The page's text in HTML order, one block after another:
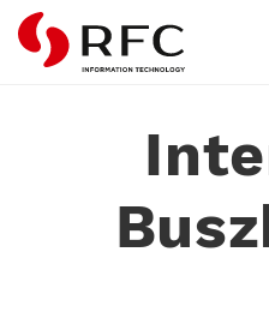
RFC